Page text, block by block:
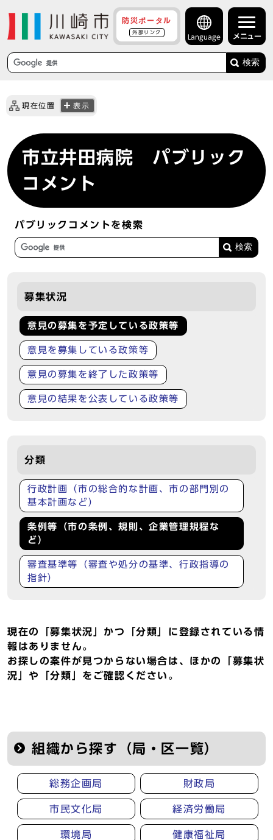
防災ポータル
外部リンク
Language メニュー
検索
現在位置 表示
市立井田病院 パブリック
コメント
パブリックコメントを検索
募集状況
意見の募集を予定している政策等
意見を募集している政策等
意見の募集を終了した政策等
意見の結果を公表している政策等
分類
行政計画（市の総合的な計画、市の部門別の
基本計画など）
条例等（市の条例、規則、企業管理規程な
ど）
審査基準等（審査や処分の基準、行政指導の
指針）
現在の「募集状況」かつ「分類」に登録されている情
報はありません。
お探しの案件が見つからない場合は、ほかの「募集状
況」や「分類」をご確認ください。
組織から探す（局・区一覧）
総務企画局 財政局
市民文化局 経済労働局
環境局 健康福祉局